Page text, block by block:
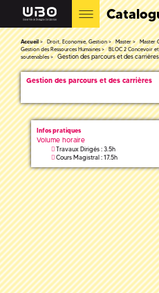
Accueil Droit, Economie, Gestion Master Master
Gestion des Ressources Humaines
BLOC 2 Concevoir
soutenables
Gestion des parcours et des carrières
Gestion des parcours et des carrières
Infos pratiques
Volume horaire
Travaux Dirigés : 3.5h
Cours Magistral : 17.5h